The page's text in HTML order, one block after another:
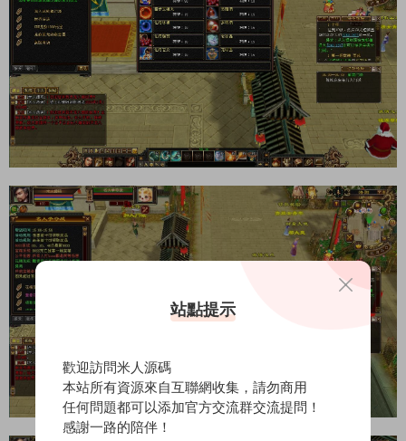
站點提示
歡迎訪問米人源碼
本站所有資源來自互聯網收集，請勿商用
任何問題都可以添加官方交流群交流提問！
感謝一路的陪伴！